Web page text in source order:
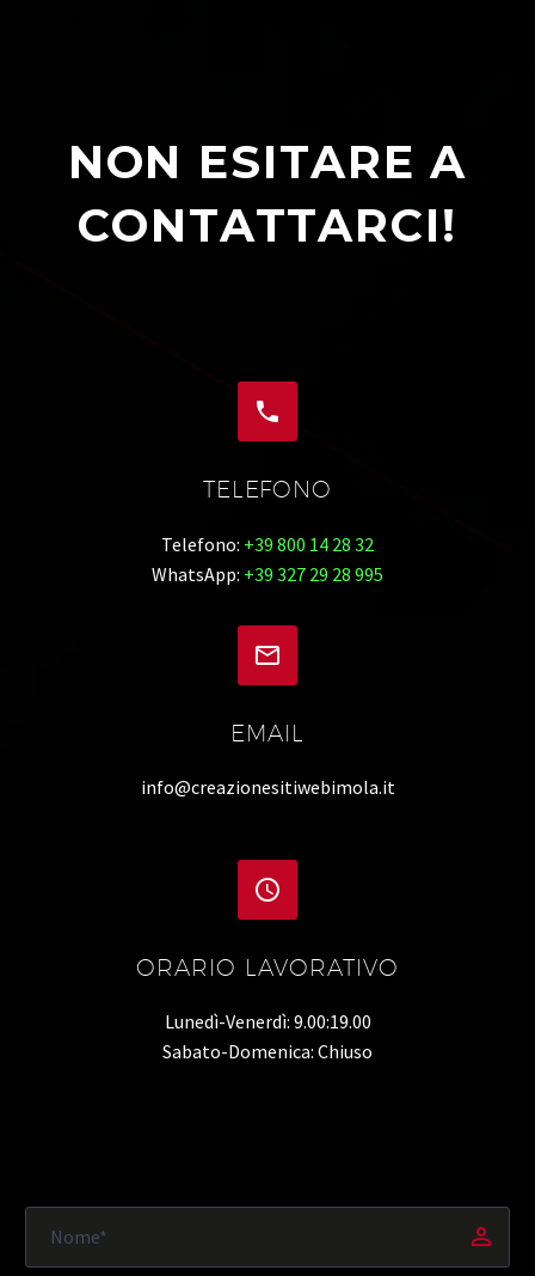
NON ESITARE A
CONTATTARCI!


TELEFONO
Telefono: +39 800 14 28 32
WhatsApp: +39 327 29 28 995


EMAIL
info@creazionesitiwebimola.it


ORARIO LAVORATIVO
Lunedì-Venerdì: 9.00:19.00
Sabato-Domenica: Chiuso